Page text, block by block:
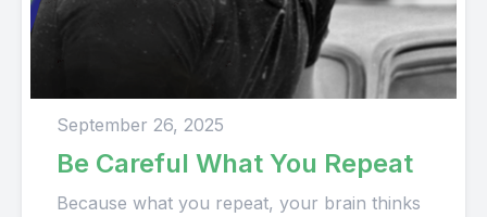
September 26, 2025
Be Careful What You Repeat
Because what you repeat, your brain thinks